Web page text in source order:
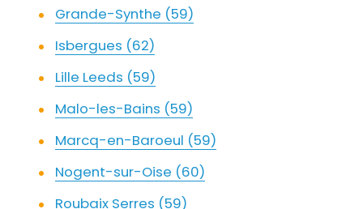
Grande-Synthe (59)
Isbergues (62)
Lille Leeds (59)
Malo-les-Bains (59)
Marcq-en-Baroeul (59)
Nogent-sur-Oise (60)
Roubaix Serres (59)